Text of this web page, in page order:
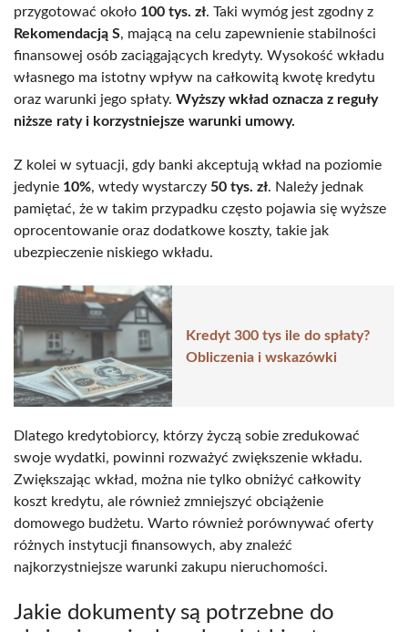
przygotować około 100 tys. zł. Taki wymóg jest zgodny z
Rekomendacją S, mającą na celu zapewnienie stabilności
finansowej osób zaciągających kredyty. Wysokość wkładu
własnego ma istotny wpływ na całkowitą kwotę kredytu
oraz warunki jego spłaty. Wyższy wkład oznacza z reguły
niższe raty i korzystniejsze warunki umowy.
Z kolei w sytuacji, gdy banki akceptują wkład na poziomie
jedynie 10%, wtedy wystarczy 50 tys. zł. Należy jednak
pamiętać, że w takim przypadku często pojawia się wyższe
oprocentowanie oraz dodatkowe koszty, takie jak
ubezpieczenie niskiego wkładu.
Kredyt 300 tys ile do spłaty?
Obliczenia i wskazówki
Dlatego kredytobiorcy, którzy życzą sobie zredukować
swoje wydatki, powinni rozważyć zwiększenie wkładu.
Zwiększając wkład, można nie tylko obniżyć całkowity
koszt kredytu, ale również zmniejszyć obciążenie
domowego budżetu. Warto również porównywać oferty
różnych instytucji finansowych, aby znaleźć
najkorzystniejsze warunki zakupu nieruchomości.
Jakie dokumenty są potrzebne do